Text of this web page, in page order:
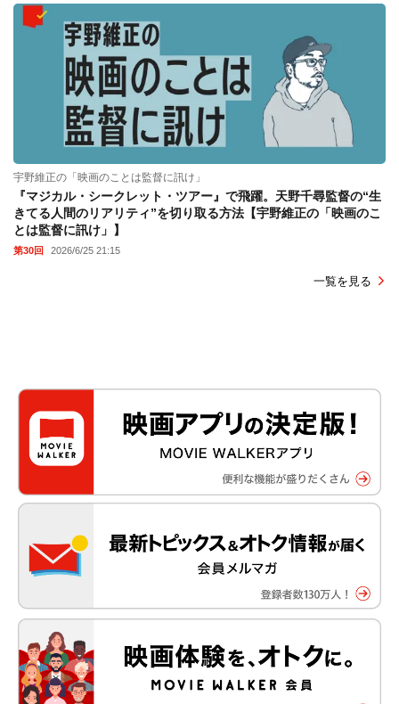
宇野維正の「映画のことは監督に訊け」
『マジカル・シークレット・ツアー』で飛躍。天野千尋監督の“生
きてる人間のリアリティ”を切り取る方法【宇野維正の「映画のこ
とは監督に訊け」】
第30回 2026/6/25 21:15
一覧を見る